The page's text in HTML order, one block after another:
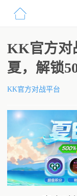
KK官方对
夏，解锁
KK官方对战平台